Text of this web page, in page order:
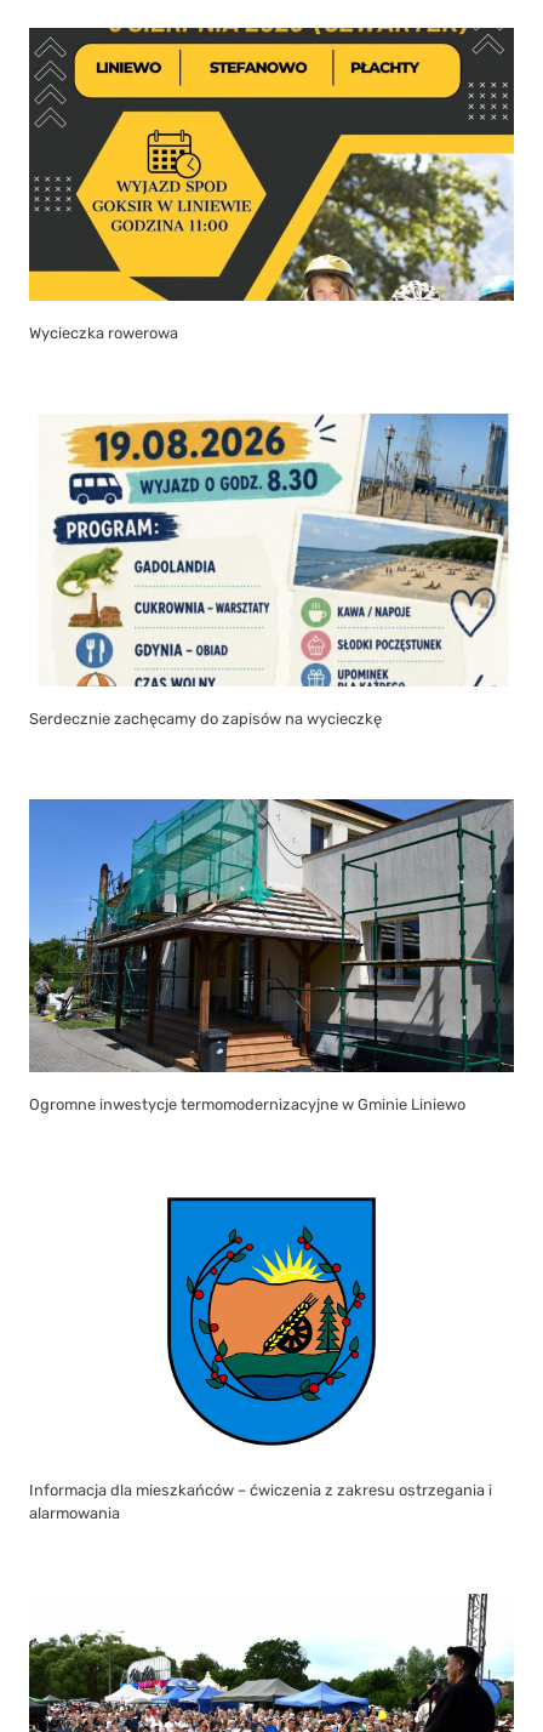
Wycieczka rowerowa
Serdecznie zachęcamy do zapisów na wycieczkę
Ogromne inwestycje termomodernizacyjne w Gminie Liniewo
Informacja dla mieszkańców – ćwiczenia z zakresu ostrzegania i
alarmowania